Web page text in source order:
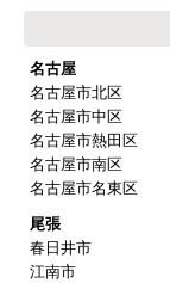
次に何か交
業者さんです
ピン
2025年
欲しい商品
名古屋
名古屋市北区
名古屋市中区
名古屋市熱田区
名古屋市南区
名古屋市名東区
尾張
春日井市
江南市